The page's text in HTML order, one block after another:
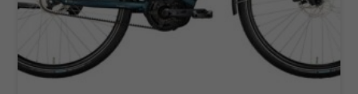
verbessern.Personenbezogene Daten können verarbeitet werden (z. B. IP-Adressen), z.
B. für personalisierte Anzeigen und Inhalte oder Anzeigen- und Inhaltsmessung.
Weitere Informationen über die Verwendung Ihrer Daten finden Sie in unserer
Datenschutzerklärung.
Hier finden Sie eine Übersicht über alle verwendeten Cookies. Sie können Ihre